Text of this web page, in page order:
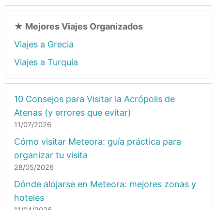
★ Mejores Viajes Organizados
Viajes a Grecia
Viajes a Turquía
10 Consejos para Visitar la Acrópolis de
Atenas (y errores que evitar)
11/07/2026
Cómo visitar Meteora: guía práctica para
organizar tu visita
28/05/2026
Dónde alojarse en Meteora: mejores zonas y
hoteles